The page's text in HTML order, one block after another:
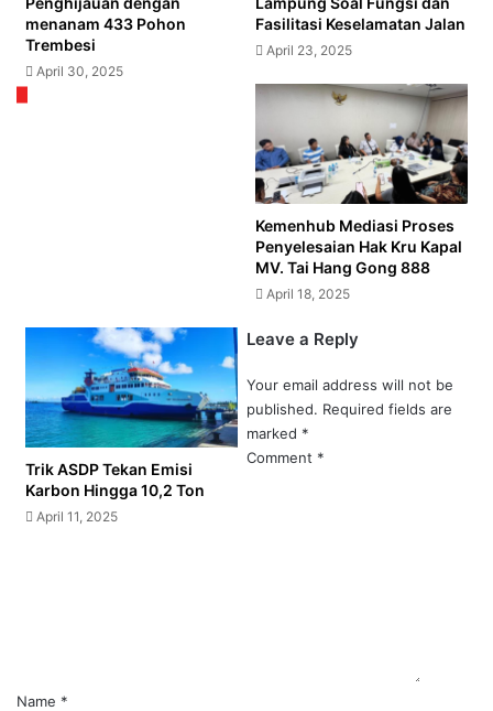
menanam 433 Pohon
Trembesi
April 30, 2025
Fasilitasi Keselamatan Jalan
April 23, 2025
Kemenhub Mediasi Proses
Penyelesaian Hak Kru Kapal
MV. Tai Hang Gong 888
April 18, 2025
Trik ASDP Tekan Emisi
Karbon Hingga 10,2 Ton
April 11, 2025
Leave a Reply
Your email address will not be
published. Required fields are
marked *
Comment *
Name *